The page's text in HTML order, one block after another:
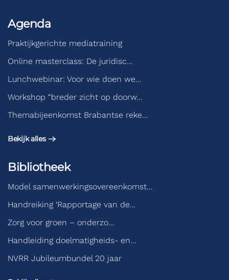
Agenda
Praktijkgerichte mediatraining
Online masterclass: De juridisc…
Lunchwebinar: Voor wie doen we…
Workshop “breder zicht op doorw…
Themabijeenkomst Brabantse reke…
Bekijk alles
Bibliotheek
Model samenwerkingsovereenkomst…
Handreiking ‘Rapportage van de…
Zorg voor groen – onderzo…
Handleiding doelmatigheids- en…
NVRR Jubileumbundel 20 jaar